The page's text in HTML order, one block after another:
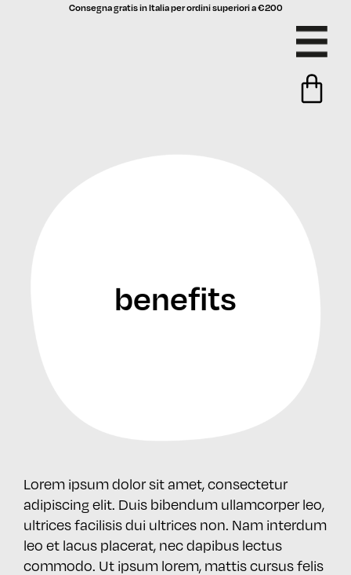
Consegna gratis in Italia per ordini superiori a €200
benefits
Lorem ipsum dolor sit amet, consectetur
adipiscing elit. Duis bibendum ullamcorper leo,
ultrices facilisis dui ultrices non. Nam interdum
leo et lacus placerat, nec dapibus lectus
commodo. Ut ipsum lorem, mattis cursus felis